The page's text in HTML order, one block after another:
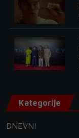
Kategorije
DNEVNI